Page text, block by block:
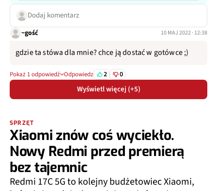
Dodaj komentarz
~gość 10 MAJ 2022 · 12:38
gdzie ta stówa dla mnie? chce ją dostać w gotówce ;)
Pokaż 1 odpowiedź Odpowiedz 2 0
Wyświetl więcej (+5)
SPRZĘT
Xiaomi znów coś wyciekło.
Nowy Redmi przed premierą
bez tajemnic
Redmi 17C 5G to kolejny budżetowiec Xiaomi,